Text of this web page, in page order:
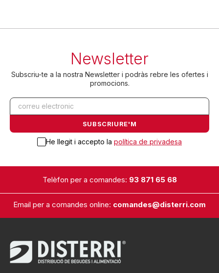
Newsletter
Subscriu-te a la nostra Newsletter i podràs rebre les ofertes i
promocions.
He llegit i accepto la política de privadesa
Telèfon per a comandes: 93 871 65 68
Email per a comandes online: comandes@disterri.com